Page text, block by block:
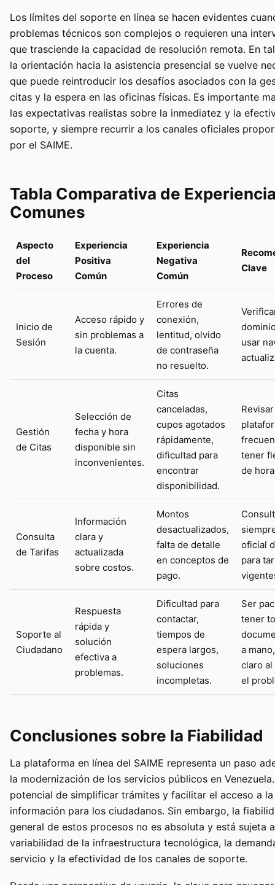
Los límites del soporte en línea se hacen evidentes
problemas técnicos son complejos o requieren una
que trasciende la capacidad de resolución remota. En
la orientación hacia la asistencia presencial se vuelve
que puede reintroducir los desafíos asociados con la
citas y la espera en las oficinas físicas. Es importante
las expectativas realistas sobre la inmediatez y la
soporte, y siempre recurrir a los canales oficiales
por el SAIME.
Tabla Comparativa de
Comunes
Aspecto
del
Proceso
Experiencia
Positiva
Común
Experiencia
Negativa
Común
Clave
Inicio de
Sesión
Acceso rápido y
sin problemas a
la cuenta.
Errores de
conexión,
lentitud, olvido
de contraseña
no resuelto.
usar
Gestión
de Citas
Selección de
fecha y hora
disponible sin
inconvenientes.
Citas
canceladas,
cupos agotados
rápidamente,
dificultad para
encontrar
disponibilidad.
tener
de
Consulta
de Tarifas
Información
clara y
actualizada
sobre costos.
Montos
desactualizados,
falta de detalle
en conceptos de
pago.
oficial
para
Soporte al
Ciudadano
Respuesta
rápida y
solución
efectiva a
problemas.
Dificultad para
contactar,
tiempos de
espera largos,
soluciones
incompletas.
Ser
tener
a
claro
el
Conclusiones sobre la Fiabilidad
La plataforma en línea del SAIME representa un paso
la modernización de los servicios públicos en
potencial de simplificar trámites y facilitar el acceso a la
información para los ciudadanos. Sin embargo, la
general de estos procesos no es absoluta y está sujeta
variabilidad de la infraestructura tecnológica, la
servicio y la efectividad de los canales de soporte.